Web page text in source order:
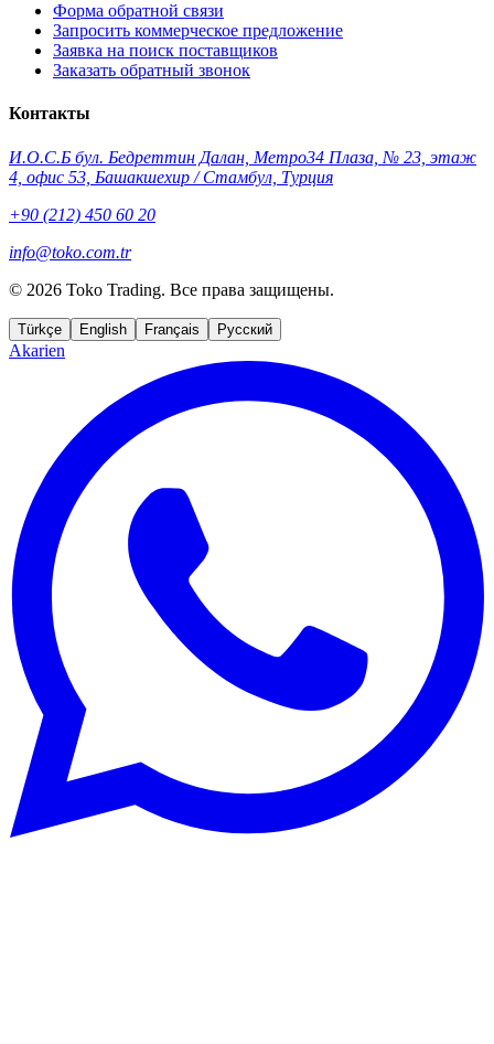
Форма обратной связи
Запросить коммерческое предложение
Заявка на поиск поставщиков
Заказать обратный звонок
Контакты
И.О.С.Б бул. Бедреттин Далан, Метро34 Плаза, № 23, этаж
4, офис 53, Башакшехир / Стамбул, Турция
+90 (212) 450 60 20
info@toko.com.tr
© 2026 Toko Trading. Все права защищены.
Türkçe English Français Русский
Akarien